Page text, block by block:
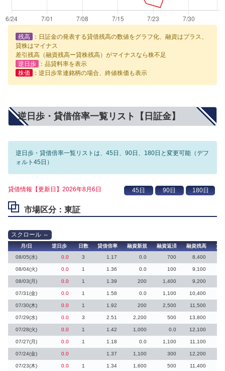
残高
：日証金の発表する貸借残高の数値をグラフ化、融資はプラス、
貸株はマイナス
差引残高（融資残高ー貸株残高）がマイナスなら株不足
逆日歩
：品貸料率を表示
株価
：逆日歩常連銘柄の場合、終値株価も表示
逆日歩・貸借倍率一覧リスト【日証金】
逆日歩・貸借倍率一覧リストは、45日、90日、180日と変更可能（デフ
ォルト45日）
貸借情報【更新日】2026年8月6日
市場区分：東証
月/日 逆日歩 日数 貸借倍率 融資新規 融資返済 融資残高
貸
08/05(水)
0.0 3 1.17 0.0 700 8,400
08/04(火) 0.0 1 1.36 0.0 100 9,100
08/03(月) 0.0 1 1.39 200 1,400 9,200
07/31(金) 0.0 1 1.58 0.0 1,100 10,400
07/30(木) 0.0 1 1.92 200 2,500 11,500
07/29(水) 0.0 3 2.51 2,200 500 13,800
07/28(火) 0.0 1 1.42 1,000 0.0 12,100
07/27(月) 0.0 1 1.18 0.0 1,100 11,100
07/24(金) 0.0 1.37 1,100 300 12,200
07/23(木) 0.0 1 1.34 1,600 500 11,400